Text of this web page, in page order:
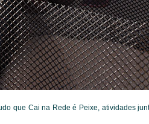
que Cai na Rede é Peixe, atividades